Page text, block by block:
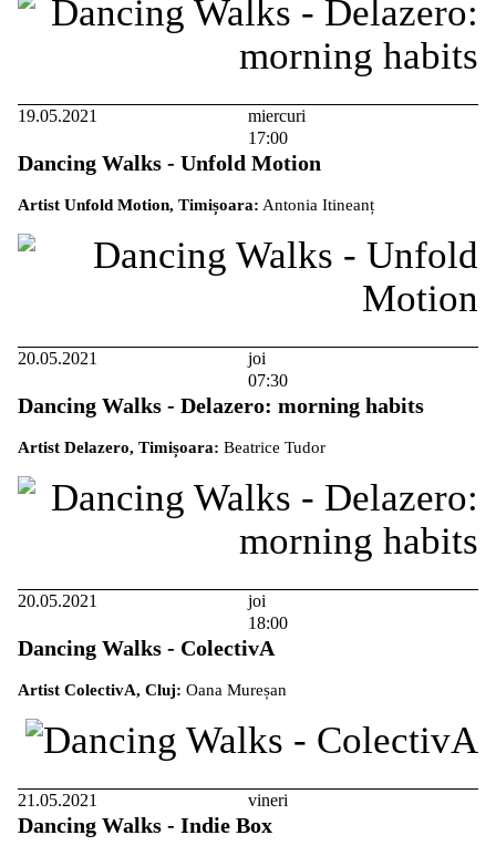
19.05.2021
miercuri
17:00
Dancing Walks - Unfold Motion
Artist Unfold Motion, Timișoara: Antonia Itineanț
20.05.2021
joi
07:30
Dancing Walks - Delazero: morning habits
Artist Delazero, Timișoara: Beatrice Tudor
20.05.2021
joi
18:00
Dancing Walks - ColectivA
Artist ColectivA, Cluj: Oana Mureșan
21.05.2021 vineri
Dancing Walks - Indie Box